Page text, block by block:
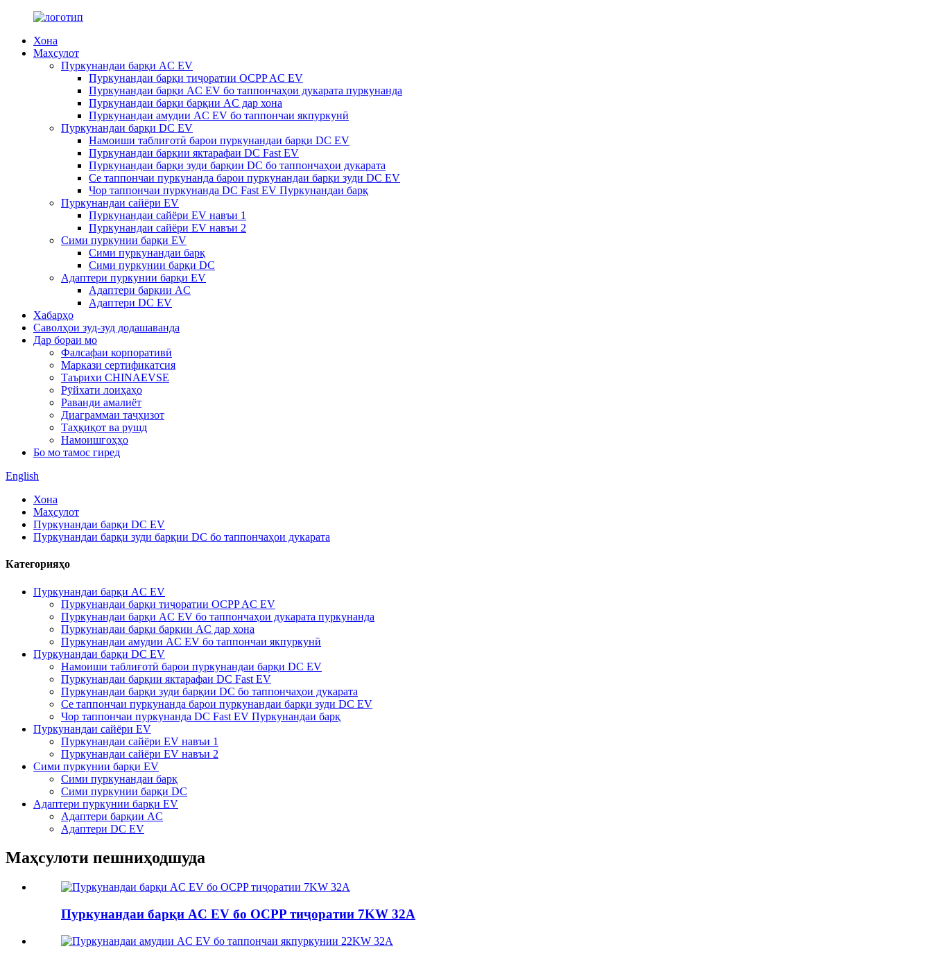
Хона
Маҳсулот
Пуркунандаи барқи AC EV
Пуркунандаи барқи тиҷоратии OCPP AC EV
Пуркунандаи барқи AC EV бо таппончаҳои дукарата пуркунанда
Пуркунандаи барқи барқии AC дар хона
Пуркунандаи амудии AC EV бо таппончаи якпуркунӣ
Пуркунандаи барқи DC EV
Намоиши таблиғотӣ барои пуркунандаи барқи DC EV
Пуркунандаи барқии яктарафаи DC Fast EV
Пуркунандаи барқи зуди барқии DC бо таппончаҳои дукарата
Се таппончаи пуркунанда барои пуркунандаи барқи зуди DC EV
Чор таппончаи пуркунанда DC Fast EV Пуркунандаи барқ
Пуркунандаи сайёри EV
Пуркунандаи сайёри EV навъи 1
Пуркунандаи сайёри EV навъи 2
Сими пуркунии барқи EV
Сими пуркунандаи барқ
Сими пуркунии барқи DC
Адаптери пуркунии барқи EV
Адаптери барқии AC
Адаптери DC EV
Хабарҳо
Саволҳои зуд-зуд додашаванда
Дар бораи мо
Фалсафаи корпоративӣ
Маркази сертификатсия
Таърихи CHINAEVSE
Рӯйхати лоиҳаҳо
Раванди амалиёт
Диаграммаи таҷҳизот
Таҳқиқот ва рушд
Намоишгоҳҳо
Бо мо тамос гиред
English
Хона
Маҳсулот
Пуркунандаи барқи DC EV
Пуркунандаи барқи зуди барқии DC бо таппончаҳои дукарата
Категорияҳо
Пуркунандаи барқи AC EV
Пуркунандаи барқи тиҷоратии OCPP AC EV
Пуркунандаи барқи AC EV бо таппончаҳои дукарата пуркунанда
Пуркунандаи барқи барқии AC дар хона
Пуркунандаи амудии AC EV бо таппончаи якпуркунӣ
Пуркунандаи барқи DC EV
Намоиши таблиғотӣ барои пуркунандаи барқи DC EV
Пуркунандаи барқии яктарафаи DC Fast EV
Пуркунандаи барқи зуди барқии DC бо таппончаҳои дукарата
Се таппончаи пуркунанда барои пуркунандаи барқи зуди DC EV
Чор таппончаи пуркунанда DC Fast EV Пуркунандаи барқ
Пуркунандаи сайёри EV
Пуркунандаи сайёри EV навъи 1
Пуркунандаи сайёри EV навъи 2
Сими пуркунии барқи EV
Сими пуркунандаи барқ
Сими пуркунии барқи DC
Адаптери пуркунии барқи EV
Адаптери барқии AC
Адаптери DC EV
Маҳсулоти пешниҳодшуда
Пуркунандаи барқи AC EV бо OCPP тиҷоратии 7KW 32A